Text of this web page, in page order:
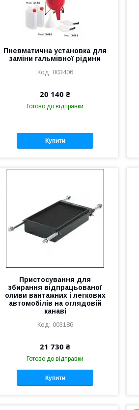
Пневматична установка для
заміни гальмівної рідини
003406
20 140 ₴
Готово до відправки
Купити
Пристосування для
збирання відпрацьованої
оливи вантажних і легкових
автомобілів на оглядовій
канаві
003186
21 730 ₴
Готово до відправки
Купити